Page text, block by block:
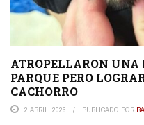
ATROPELLARON UNA
PARQUE PERO
CACHORRO
2 ABRIL, 2026 PUBLICADO POR